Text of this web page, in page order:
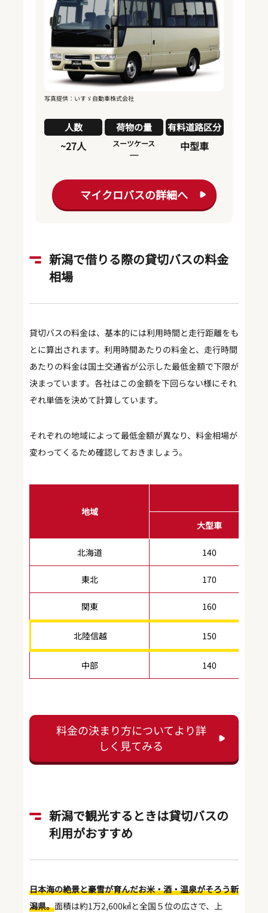
写真提供：いすゞ自動車株式会社
人数
~27人
荷物の量
スーツケース
―
有料道路区分
中型車
マイクロバスの詳細へ
新潟で借りる際の貸切バスの料金
相場
貸切バスの料金は、基本的には利用時間と走行距離をも
とに算出されます。利用時間あたりの料金と、走行時間
あたりの料金は国土交通省が公示した最低金額で下限が
決まっています。各社はこの金額を下回らない様にそれ
ぞれ単価を決めて計算しています。
それぞれの地域によって最低金額が異なり、料金相場が
変わってくるため確認しておきましょう。
地域
大型車
北海道 140
東北 170
関東 160
北陸信越 150
中部 140
料金の決まり方についてより詳
しく見てみる
新潟で観光するときは貸切バスの
利用がおすすめ
日本海の絶景と豪雪が育んだお米・酒・温泉がそろう新
潟県。面積は約1万2,600㎢と全国５位の広さで、上